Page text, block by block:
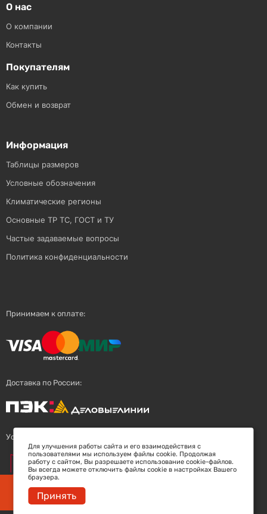
Заберите скидку 5%
О нас
О компании
Контакты
Покупателям
Как купить
Обмен и возврат
Информация
Таблицы размеров
Условные обозначения
Климатические регионы
Основные ТР ТС, ГОСТ и ТУ
Частые задаваемые вопросы
Политика конфиденциальности
Принимаем к оплате:
Доставка по России:
Успешный поставщик:
Для улучшения работы сайта и его взаимодействия с
пользователями мы используем файлы cookie. Продолжая
работу с сайтом, Вы разрешаете использование cookie-файлов.
Вы всегда можете отключить файлы cookie в настройках Вашего
браузера.
Принять